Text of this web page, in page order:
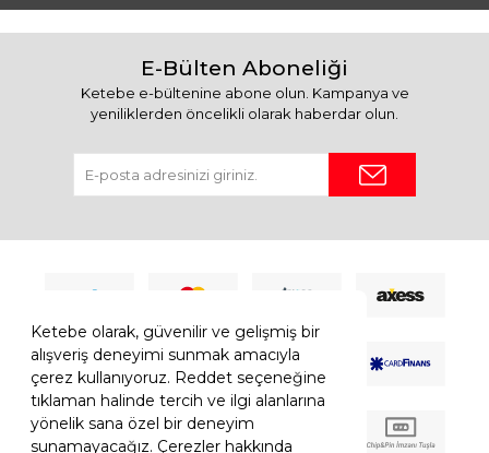
Ketebe olarak, güvenilir ve gelişmiş bir
alışveriş deneyimi sunmak amacıyla
çerez kullanıyoruz. Reddet seçeneğine
tıklaman halinde tercih ve ilgi alanlarına
yönelik sana özel bir deneyim
sunamayacağız. Çerezler hakkında
E-Bülten Aboneliği
Ketebe e-bültenine abone olun. Kampanya ve
yeniliklerden öncelikli olarak haberdar olun.